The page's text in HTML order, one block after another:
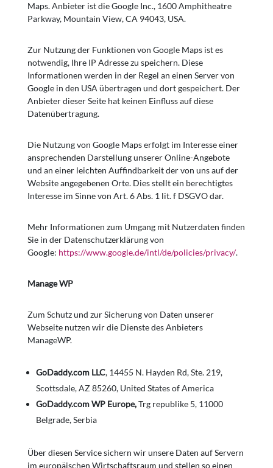
Maps. Anbieter ist die Google Inc., 1600 Amphitheatre
Parkway, Mountain View, CA 94043, USA.
Zur Nutzung der Funktionen von Google Maps ist es
notwendig, Ihre IP Adresse zu speichern. Diese
Informationen werden in der Regel an einen Server von
Google in den USA übertragen und dort gespeichert. Der
Anbieter dieser Seite hat keinen Einfluss auf diese
Datenübertragung.
Die Nutzung von Google Maps erfolgt im Interesse einer
ansprechenden Darstellung unserer Online-Angebote
und an einer leichten Auffindbarkeit der von uns auf der
Website angegebenen Orte. Dies stellt ein berechtigtes
Interesse im Sinne von Art. 6 Abs. 1 lit. f DSGVO dar.
Mehr Informationen zum Umgang mit Nutzerdaten finden
Sie in der Datenschutzerklärung von
Google: https://www.google.de/intl/de/policies/privacy/.
Manage WP
Zum Schutz und zur Sicherung von Daten unserer
Webseite nutzen wir die Dienste des Anbieters
ManageWP.
GoDaddy.com LLC, 14455 N. Hayden Rd, Ste. 219,
Scottsdale, AZ 85260, United States of America
GoDaddy.com WP Europe,Trg republike 5, 11000
Belgrade, Serbia
Über diesen Service sichern wir unsere Daten auf Servern
im europäischen Wirtschaftsraum und stellen so einen